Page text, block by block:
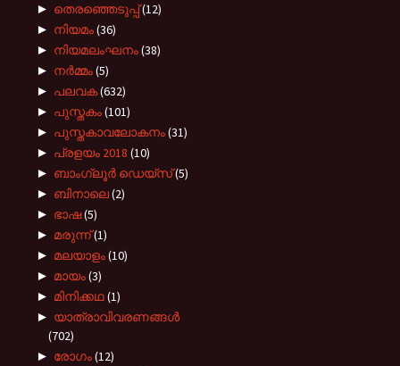
► തെരഞ്ഞെടുപ്പ്(12)
► നിയമം(36)
► നിയമലംഘനം(38)
► നർമ്മം(5)
► പലവക(632)
► പുസ്തകം(101)
► പുസ്തകാവലോകനം(31)
► പ്രളയം 2018 (10)
► ബാംഗ്ലൂർ ഡെയ്സ്(5)
► ബിനാലെ(2)
► ഭാഷ(5)
► മരുന്ന്(1)
► മലയാളം(10)
► മായം(3)
► മിനിക്കഥ(1)
► യാത്രാവിവരണങ്ങൾ
(702)
► രോഗം(12)